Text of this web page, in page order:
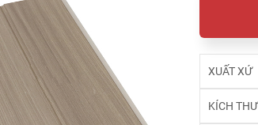
XUẤT XỨ
KÍCH